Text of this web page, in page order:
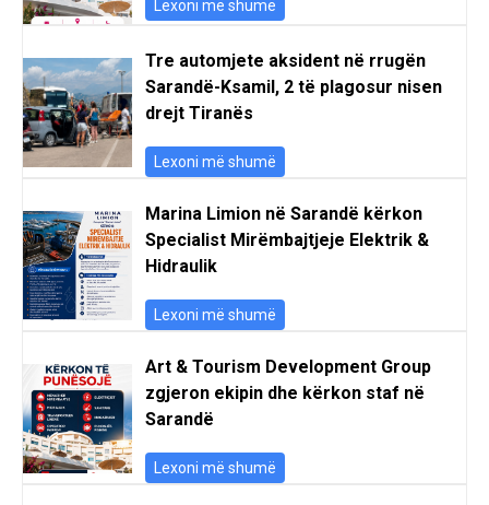
Lexoni më shumë
Tre automjete aksident në rrugën
Sarandë-Ksamil, 2 të plagosur nisen
drejt Tiranës
Lexoni më shumë
Marina Limion në Sarandë kërkon
Specialist Mirëmbajtjeje Elektrik &
Hidraulik
Lexoni më shumë
Art & Tourism Development Group
zgjeron ekipin dhe kërkon staf në
Sarandë
Lexoni më shumë